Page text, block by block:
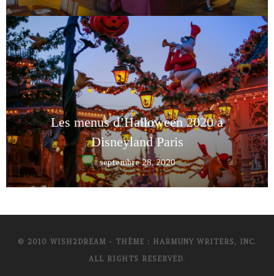
Les menus d’Halloween 2020 à
Disneyland Paris
septembre 28, 2020
© 2010 WISH2DREAM - THÈME : HARMUNY WRITERS, INC.
ALL RIGHTS RESERVED.